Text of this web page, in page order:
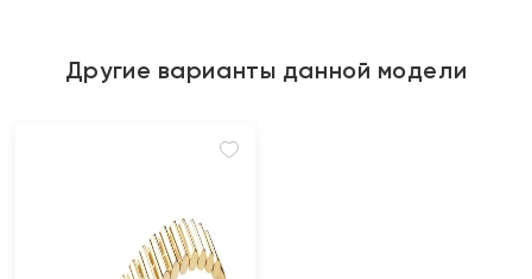
Другие варианты данной модели